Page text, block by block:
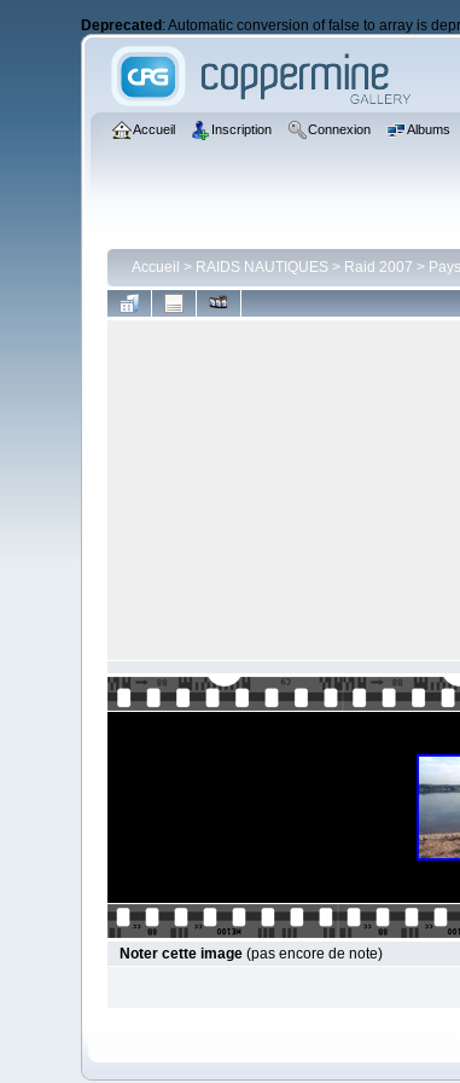
Deprecated : Automatic conversion of false to array is
Accueil Inscription Connexion Albums
Accueil > RAIDS NAUTIQUES> Raid 2007 >
Noter cette image (pas encore de note)